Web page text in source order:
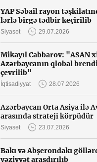
YAP Səbail rayon
lərlə birgə tədbir keçirilib
Siyasət 29.07.2026
Mikayıl Cabbarov: "ASAN
Azərbaycanın qlobal
çevrilib"
İqtisadiyyat 28.07.2026
Azərbaycan Orta Asiya ilə
arasında strateji körpüdür
Siyasət 23.07.2026
Bakı və Abşerondakı
vəziyyət araşdırılıb